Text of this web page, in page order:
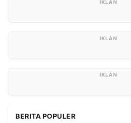
BERITA POPULER